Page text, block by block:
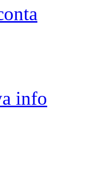
info